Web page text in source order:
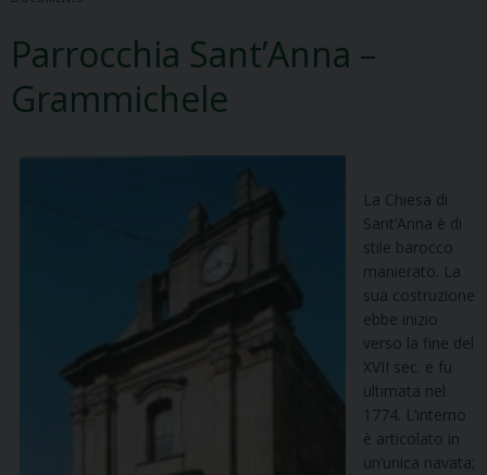
Parrocchia Sant’Anna –
Grammichele
La Chiesa di
Sant’Anna è di
stile barocco
manierato. La
sua costruzione
ebbe inizio
verso la fine del
XVII sec. e fu
ultimata nel
1774. L’interno
è articolato in
un’unica navata;